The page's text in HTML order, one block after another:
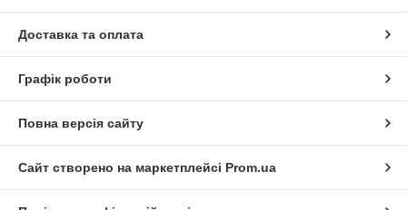
Доставка та оплата
Графік роботи
Повна версія сайту
Сайт створено на маркетплейсі Prom.ua